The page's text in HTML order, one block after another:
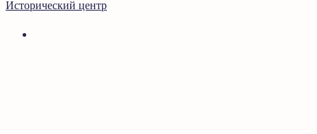
Исторический центр